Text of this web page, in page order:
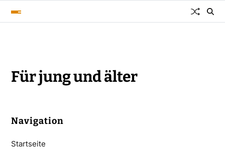
Für jung und älter
Navigation
Startseite